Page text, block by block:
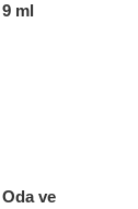
ml
ve